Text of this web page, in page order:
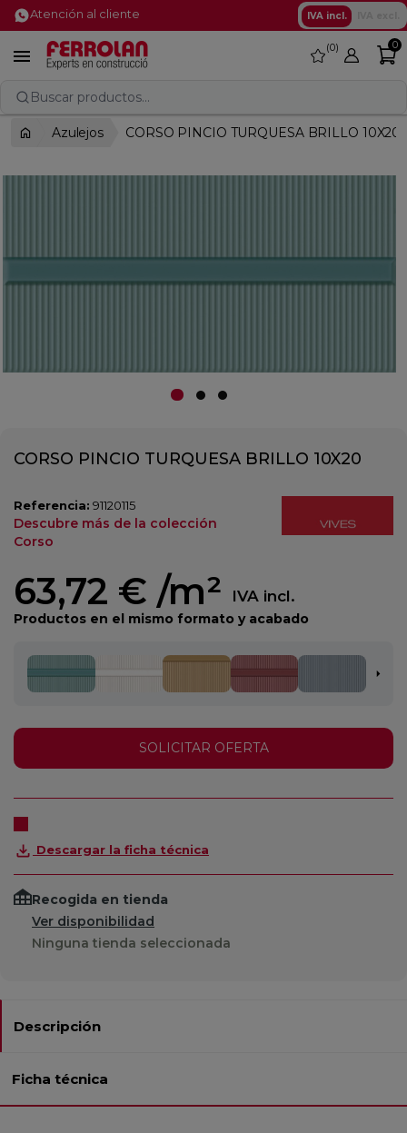
Atención al cliente IVA incl.
 favorite
0 0
Buscar productos...
Azulejos CORSO PINCIO TURQUESA BRILLO 10X20
CORSO PINCIO TURQUESA BRILLO 10X20
Referencia: 91120115
Descubre más de la colección
Corso
63,72 € /m² IVA incl.
Productos en el mismo formato y acabado
SOLICITAR OFERTA
Descargar la ficha técnica
Recogida en tienda
Ver disponibilidad
Ninguna tienda seleccionada
Descripción
Ficha técnica